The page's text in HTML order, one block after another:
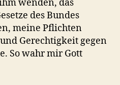
wenden, das
des Bundes
meine Pflichten
Gerechtigkeit gegen
So wahr mir Gott